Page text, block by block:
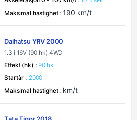
Maksimal hastighet : 190 km/t
Daihatsu YRV 2000
1.3 i 16V (90 hk) 4WD
Effekt (hk) : 90 hk
Startår : 2000
Maksimal hastighet : km/t